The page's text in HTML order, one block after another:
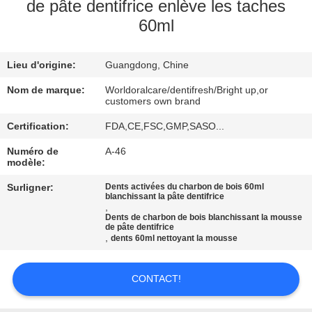
VISITE
CONTRÔLE
DE
QUALITÉ
CONTACTEZ-
NOUS
DEMANDEZ
CITATION
de pâte dentifrice enlève les taches
60ml
Lieu d'origine: Guangdong, Chine
Nom de marque:
Worldoralcare/dentifresh/Bright up,or
customers own brand
Certification: FDA,CE,FSC,GMP,SASO...
Numéro de
modèle:
A-46
Surligner:
Dents activées du charbon de bois 60ml
blanchissant la pâte dentifrice
,
Dents de charbon de bois blanchissant la mousse
de pâte dentifrice
,dents 60ml nettoyant la mousse
CONTACT!